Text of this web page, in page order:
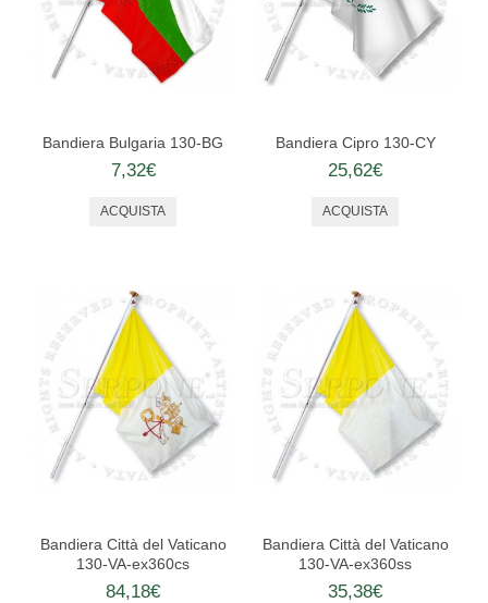
Bandiera Bulgaria 130-BG
7,32€
Bandiera Cipro 130-CY
25,62€
Bandiera Città del Vaticano
130-VA-ex360cs
84,18€
Bandiera Città del Vaticano
130-VA-ex360ss
35,38€